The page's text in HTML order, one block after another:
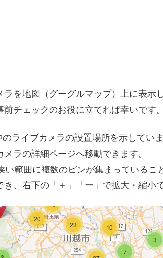
を地図（グーグルマップ）上に表示
チェックのお役に立てれば幸いです
のライブカメラの設置場所を示してい
ラの詳細ページへ移動できます。
い範囲に複数のピンが集まっているこ
、右下の「＋」「ー」で拡大・縮小で
2
4
6
15
20
23
11
11
4
10
7
3